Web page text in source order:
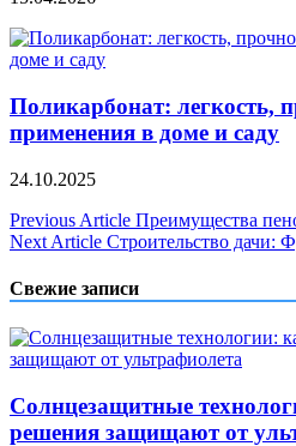
Поликарбонат: легкость,
применения в доме и саду
24.10.2025
Навигация
по
записям
Previous Article Преимущества
Next Article Строительство дачи:
Свежие записи
Солнцезащитные
решения защищают от